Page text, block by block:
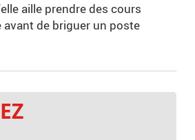
aille prendre des cours
de briguer un poste